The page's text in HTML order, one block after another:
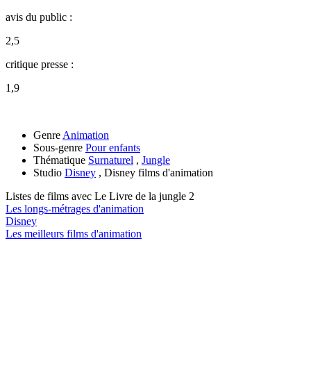
avis du public :
2,5
critique presse :
1,9
Genre Animation
Sous-genre Pour enfants
Thématique Surnaturel , Jungle
Studio Disney , Disney films d'animation
Listes de films avec Le Livre de la jungle 2
Les longs-métrages d'animation
Disney
Les meilleurs films d'animation